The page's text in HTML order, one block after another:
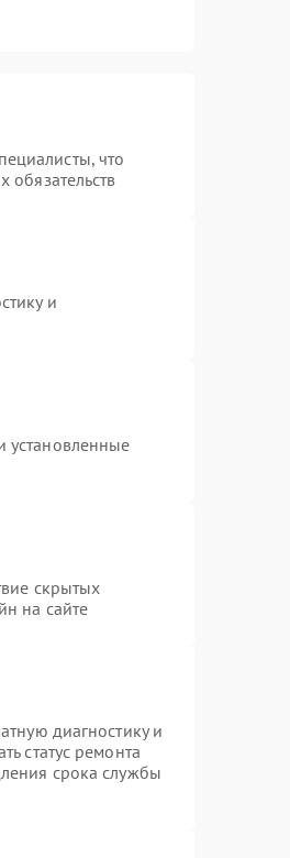
что
обязательств
и
установленные
скрытых
на сайте
диагностику и
статус ремонта
срока службы